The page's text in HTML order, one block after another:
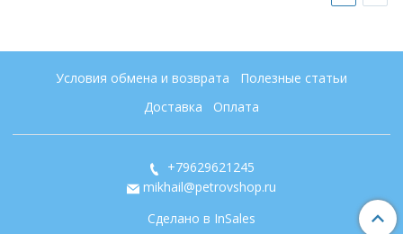
Условия обмена и возврата
Полезные статьи
Доставка
Оплата
+79629621245
mikhail@petrovshop.ru
Сделано в InSales